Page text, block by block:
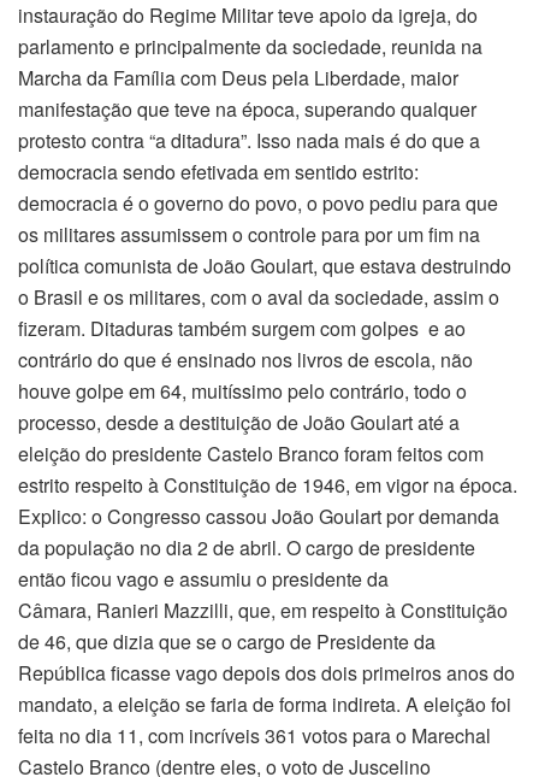
instauração do Regime Militar teve apoio da igreja, do
parlamento e principalmente da sociedade, reunida na
Marcha da Família com Deus pela Liberdade, maior
manifestação que teve na época, superando qualquer
protesto contra “a ditadura”. Isso nada mais é do que a
democracia sendo efetivada em sentido estrito:
democracia é o governo do povo, o povo pediu para que
os militares assumissem o controle para por um fim na
política comunista de João Goulart, que estava destruindo
o Brasil e os militares, com o aval da sociedade, assim o
fizeram. Ditaduras também surgem com golpes e ao
contrário do que é ensinado nos livros de escola, não
houve golpe em 64, muitíssimo pelo contrário, todo o
processo, desde a destituição de João Goulart até a
eleição do presidente Castelo Branco foram feitos com
estrito respeito à Constituição de 1946, em vigor na época.
Explico: o Congresso cassou João Goulart por demanda
da população no dia 2 de abril. O cargo de presidente
então ficou vago e assumiu o presidente da
Câmara, Ranieri Mazzilli, que, em respeito à Constituição
de 46, que dizia que se o cargo de Presidente da
República ficasse vago depois dos dois primeiros anos do
mandato, a eleição se faria de forma indireta. A eleição foi
feita no dia 11, com incríveis 361 votos para o Marechal
Castelo Branco (dentre eles, o voto de Juscelino